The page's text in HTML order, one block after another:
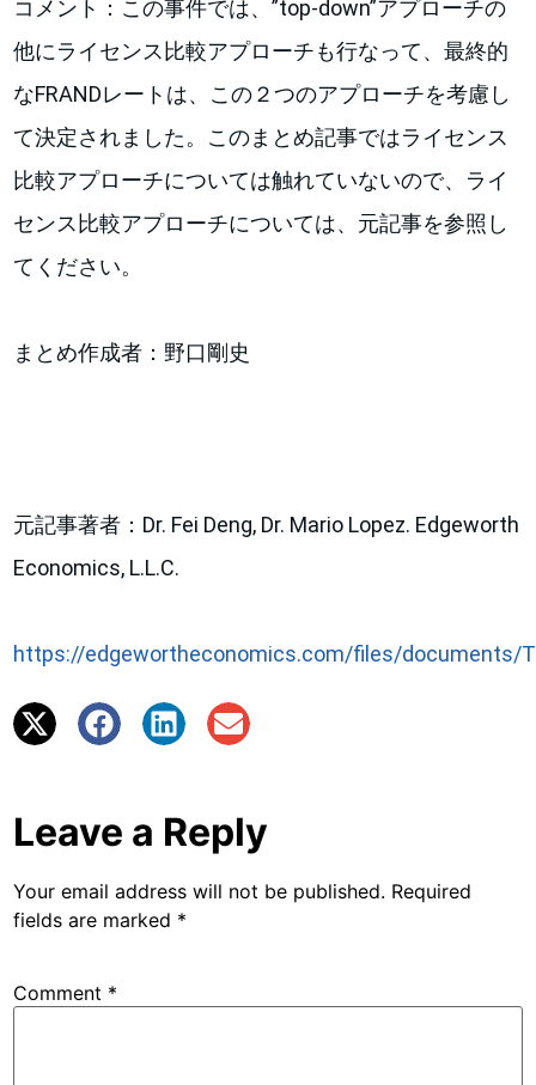
コメント：この事件では、”top-down”アプローチの
他にライセンス比較アプローチも行なって、最終的
なFRANDレートは、この２つのアプローチを考慮し
て決定されました。このまとめ記事ではライセンス
比較アプローチについては触れていないので、ライ
センス比較アプローチについては、元記事を参照し
てください。
まとめ作成者：野口剛史
元記事著者：Dr. Fei Deng, Dr. Mario Lopez. Edgeworth
Economics, L.L.C.
https://edgewortheconomics.com/files/documents/
Leave a Reply
Your email address will not be published. Required
fields are marked *
Comment *